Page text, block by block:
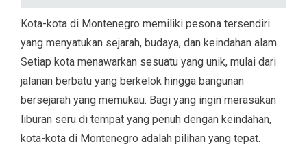
Kota-kota di Montenegro memiliki pesona tersendiri
yang menyatukan sejarah, budaya, dan keindahan alam.
Setiap kota menawarkan sesuatu yang unik, mulai dari
jalanan berbatu yang berkelok hingga bangunan
bersejarah yang memukau. Bagi yang ingin merasakan
liburan seru di tempat yang penuh dengan keindahan,
kota-kota di Montenegro adalah pilihan yang tepat.